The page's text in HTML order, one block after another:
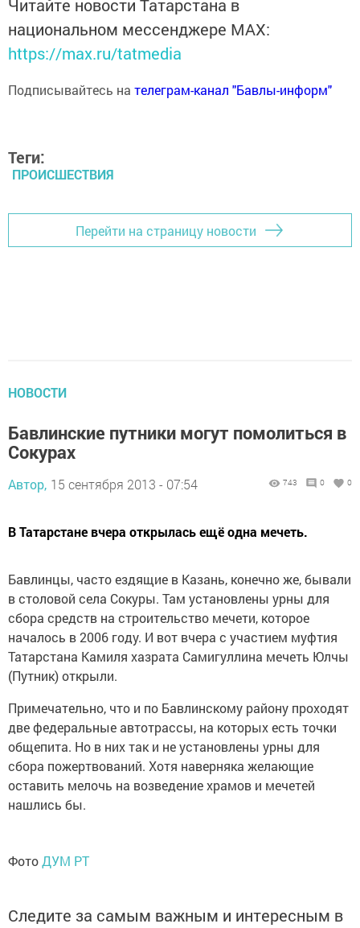
Читайте новости Татарстана в
национальном мессенджере MАХ:
https://max.ru/tatmedia
Подписывайтесь на телеграм-канал "Бавлы-информ"
Теги:
ПРОИСШЕСТВИЯ
Перейти на страницу новости
НОВОСТИ
Бавлинские путники могут помолиться в
Сокурах
Автор, 15 сентября 2013 - 07:54 743 0 0
В Татарстане вчера открылась ещё одна мечеть.
Бавлинцы, часто ездящие в Казань, конечно же, бывали
в столовой села Сокуры. Там установлены урны для
сбора средств на строительство мечети, которое
началось в 2006 году. И вот вчера с участием муфтия
Татарстана Камиля хазрата Самигуллина мечеть Юлчы
(Путник) открыли.
Примечательно, что и по Бавлинскому району проходят
две федеральные автотрассы, на которых есть точки
общепита. Но в них так и не установлены урны для
сбора пожертвований. Хотя наверняка желающие
оставить мелочь на возведение храмов и мечетей
нашлись бы.
ФотоДУМ РТ
Следите за самым важным и интересным в